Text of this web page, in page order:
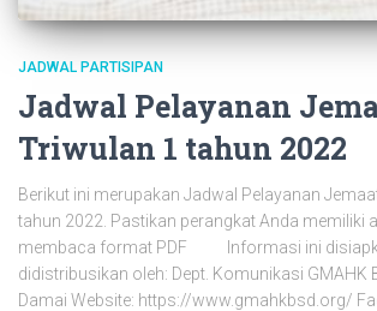
JADWAL PARTISIPAN
Jadwal Pelayanan
Triwulan 1 tahun 2022
Berikut ini merupakan Jadwal Pelayanan
tahun 2022. Pastikan perangkat Anda memiliki
membaca format PDF Informasi ini
didistribusikan oleh: Dept. Komunikasi GMAHK
Damai Website: https://www.gmahkbsd.org/